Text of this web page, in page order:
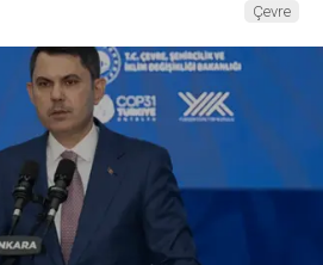
Çevre